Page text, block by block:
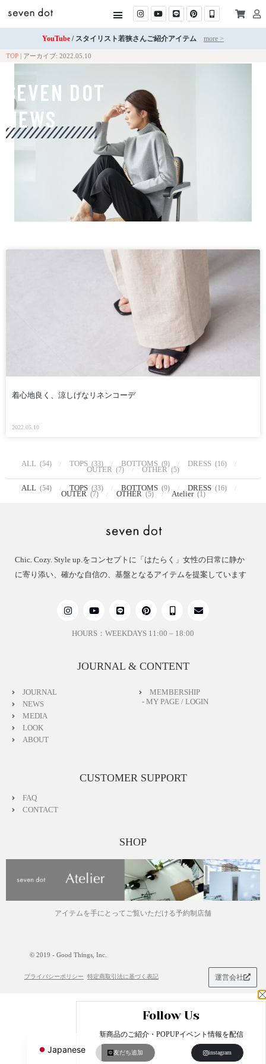
YouTube / スタイリスト若狭さんご紹介アイテム more >
TOP アーカイブ: 2022.05.10
SEVEN DOT
NEWS
着心地良く、涼しげなリネンコーデ
2022.05.10
ALL (54) TOPS (33) BOTTOMS (9) DRESS (16)
OUTER (7) OTHER (5)
ALL (54) TOPS (33) BOTTOMS (9) DRESS (16)
OUTER (7) OTHER (5) Atelier (1)
Chic. Cozy. Style up.をコンセプトに「はたらく」女性の日常に静か
に寄り添い、確かな自信の、基盤となるアイテムを提案しています
HOURS：WEEKDAYS 11:00 – 18:00
JOURNAL & CONTENT
JOURNAL
NEWS
MEDIA
LOOK
ABOUT
MEMBERSHIP
- MY PAGE / LOGIN
CUSTOMER SUPPORT
FAQ
CONTACT
SHOP
アイテムを手にとってご覧いただける予約制店舗
© 2019 - Good Things, Inc.
プライバシーポリシー 特定商取引法に基づく表記 運営会社
Japanese
Follow Us
新商品のご紹介・POPUPイベント情報を配信
友だち追加 instagram